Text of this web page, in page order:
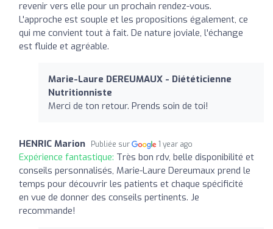
revenir vers elle pour un prochain rendez-vous.
L'approche est souple et les propositions également, ce
qui me convient tout à fait. De nature joviale, l'échange
est fluide et agréable.
Marie-Laure DEREUMAUX - Diététicienne
Nutritionniste
Merci de ton retour. Prends soin de toi!
HENRIC Marion Publiée sur 1 year ago
Expérience fantastique: Très bon rdv, belle disponibilité et
conseils personnalisés, Marie-Laure Dereumaux prend le
temps pour découvrir les patients et chaque spécificité
en vue de donner des conseils pertinents. Je
recommande!